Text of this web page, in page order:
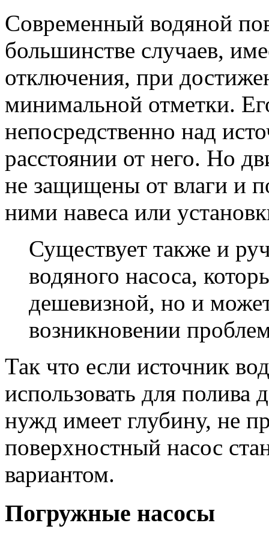
Современный водяной
большинстве случаев,
отключения, при
минимальной отметки.
непосредственно над
расстоянии от него. Но
не защищены от влаги и
ними навеса или
Существует также и
водяного насоса,
дешевизной, но и
возникновении
Так что если источник
использовать для полива
нужд имеет глубину, не
поверхностный насос
вариантом.
Погружные насосы